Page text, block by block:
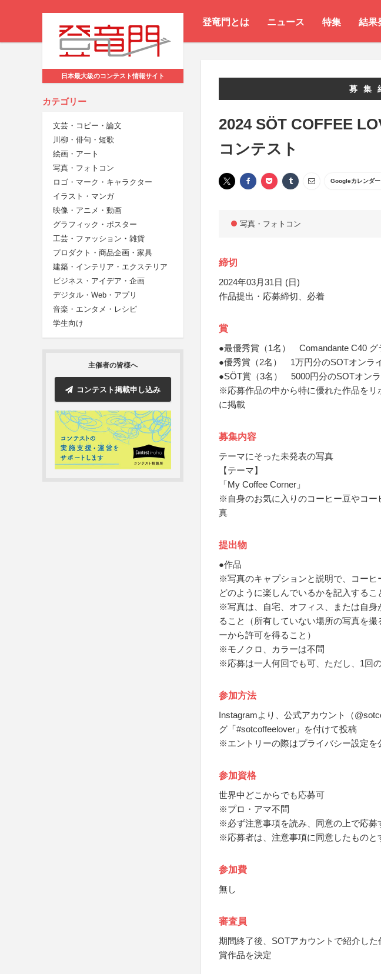
登竜門とは ニュース 特集 結果
日本最大級のコンテスト情報サイト
カテゴリー
文芸・コピー・論文
川柳・俳句・短歌
絵画・アート
写真・フォトコン
ロゴ・マーク・キャラクター
イラスト・マンガ
映像・アニメ・動画
グラフィック・ポスター
工芸・ファッション・雑貨
プロダクト・商品企画・家具
建築・インテリア・エクステリア
ビジネス・アイデア・企画
デジタル・Web・アプリ
音楽・エンタメ・レシピ
学生向け
主催者の皆様へ
コンテスト掲載申し込み
募集
2024 SÖT COFFEE
コンテスト
Googleカレンダ
写真・フォトコン
締切
2024年03月31日 (日)
作品提出・応募締切、必着
賞
●最優秀賞（1名） Comandante C40 グ
●優秀賞（2名） 1万円分のSOTオンラ
●SÖT賞（3名） 5000円分のSOTオン
※応募作品の中から特に優れた作品を
に掲載
募集内容
テーマにそった未発表の写真
【テーマ】
「My Coffee Corner」
※自身のお気に入りのコーヒー豆やコ
真
提出物
●作品
※写真のキャプションと説明で、コー
どのように楽しんでいるかを記入するこ
※写真は、自宅、オフィス、または自
ること（所有していない場所の写真を
ーから許可を得ること）
※モノクロ、カラーは不問
※応募は一人何回でも可、ただし、1回
参加方法
Instagramより、公式アカウント（
グ「#sotcoffeelover」を付けて投稿
※エントリーの際はプライバシー設定を
参加資格
世界中どこからでも応募可
※プロ・アマ不問
※必ず注意事項を読み、同意の上で応募
※応募者は、注意事項に同意したものと
参加費
無し
審査員
期間終了後、SOTアカウントで紹介し
賞作品を決定